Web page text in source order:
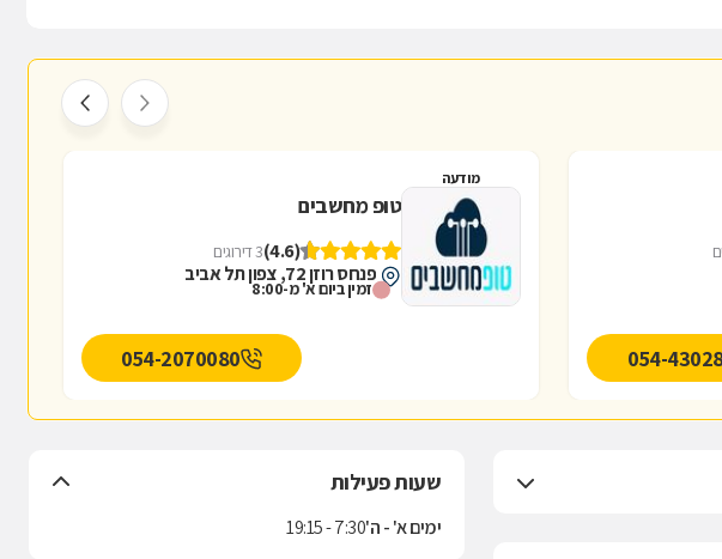
054-
מודעה
טופ מחשבים
(4.6) 3 דירוגים
פנחס רוזן 72, צפון תל אביב
זמין ביום א' מ-8:00
054-2070080
שעות פעילות
ימים א' - ה'7:30 - 19:15